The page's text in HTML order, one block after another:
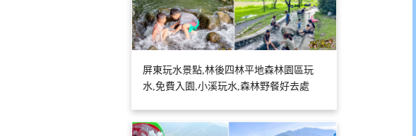
屏東玩水景點,林後四林平地森林園區玩
水,免費入園,小溪玩水,森林野餐好去處